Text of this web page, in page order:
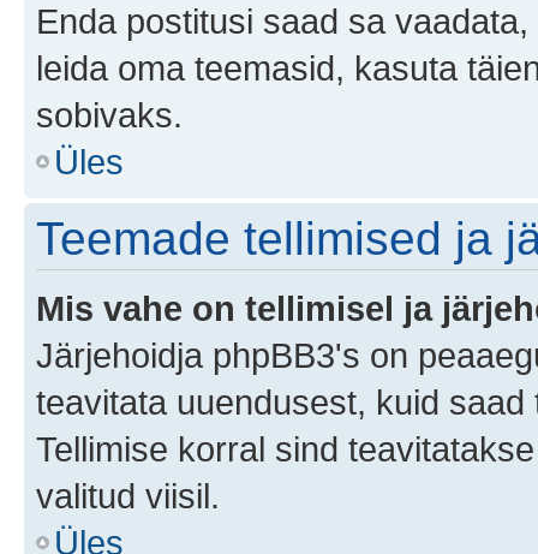
Enda postitusi saad sa
leida oma teemasid, kasuta
sobivaks.
Üles
Teemade tellimised ja
Mis vahe on tellimisel ja
Järjehoidja phpBB3's on
teavitata uuendusest, kuid
Tellimise korral sind
valitud viisil.
Üles